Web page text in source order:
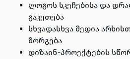
ლოგოს სკეჩებისა და
გაკეთება
სხვადასხვა მედია
მორგება
დიზაინ-პროექტების